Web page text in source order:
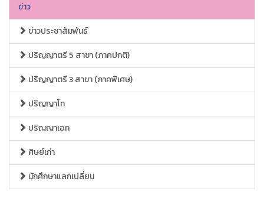
ข่าว
ข่าวประชาสัมพันธ์
ปริญญาตรี 5 สาขา (ภาคปกติ)
ปริญญาตรี 3 สาขา (ภาคพิเศษ)
ปริญญาโท
ปริญญาเอก
ศิษย์เก่า
นักศึกษาแลกเปลี่ยน